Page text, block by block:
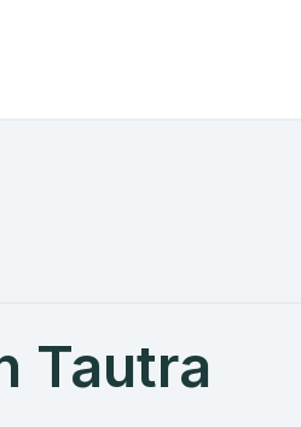
Tautra